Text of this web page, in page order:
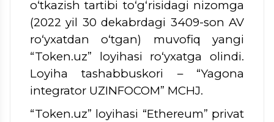
o‘tkazish tartibi to‘g‘risidagi nizomga
(2022 yil 30 dekabrdagi 3409-son AV
ro‘yxatdan o‘tgan) muvofiq yangi
“Token.uz” loyihasi ro‘yxatga olindi.
Loyiha tashabbuskori – “Yagona
integrator UZINFOCOM” MCHJ.
“Token.uz” loyihasi “Ethereum” privat